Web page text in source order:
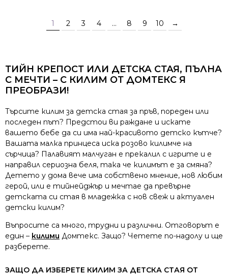
1 2 3 4 … 8 9 10 →
ТИЙН КРЕПОСТ ИЛИ ДЕТСКА СТАЯ, ПЪЛНА
С МЕЧТИ – С КИЛИМ ОТ ДОМТЕКС Я
ПРЕОБРАЗИ!
Търсите килим за детска стая за пръв, пореден или
последен път? Предстои ви раждане и искате
вашето бебе да си има най-красивото детско кътче?
Вашата малка принцеса иска розово килимче на
сърчица? Палавият малчуган е прекалил с игрите и е
направил сериозна беля, така че килимът е за смяна?
Детето у дома вече има собствено мнение, нов любим
герой, или е тийнейджър и мечтае да превърне
детската си стая в младежка с нов свеж и актуален
детски килим?
Въпросите са много, трудни и различни. Отговорът е
един – килими Домтекс. Защо? Четете по-надолу и ще
разберете.
ЗАЩО ДА ИЗБЕРЕТЕ КИЛИМ ЗА ДЕТСКА СТАЯ ОТ